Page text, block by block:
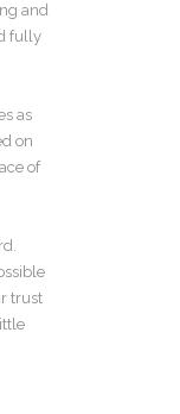
and
fully
as
on
of
trust